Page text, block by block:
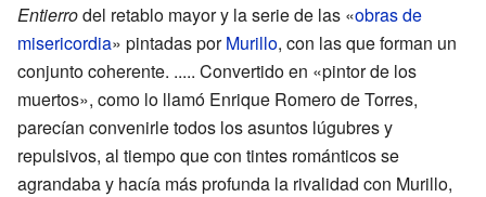
Entierrodel retablo mayor y la serie de las «obras de
misericordia» pintadas porMurillo, con las que forman un
conjunto coherente. ..... Convertido en «pintor de los
muertos», como lo llamó Enrique Romero de Torres,
parecían convenirle todos los asuntos lúgubres y
repulsivos, al tiempo que con tintes románticos se
agrandaba y hacía más profunda la rivalidad con Murillo,